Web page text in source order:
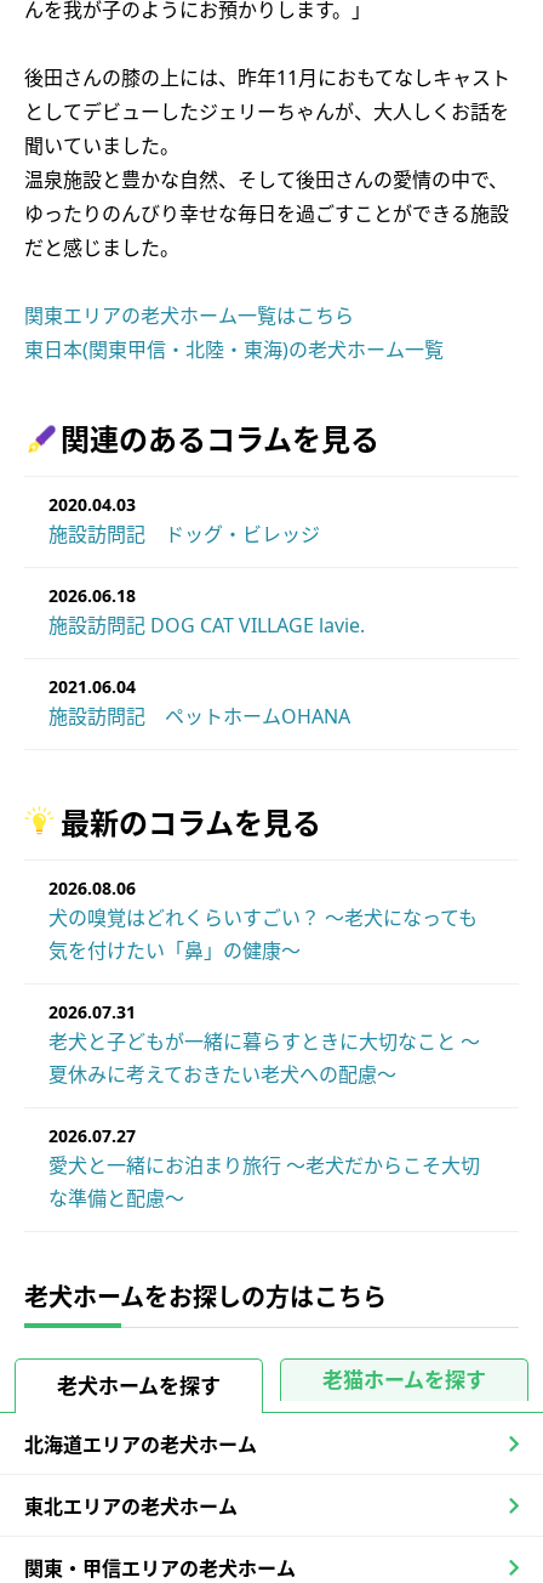
んを我が子のようにお預かりします。」
後田さんの膝の上には、昨年11月におもてなしキャスト
としてデビューしたジェリーちゃんが、大人しくお話を
聞いていました。
温泉施設と豊かな自然、そして後田さんの愛情の中で、
ゆったりのんびり幸せな毎日を過ごすことができる施設
だと感じました。
関東エリアの老犬ホーム一覧はこちら
東日本(関東甲信・北陸・東海)の老犬ホーム一覧
関連のあるコラムを見る
2020.04.03
施設訪問記 ドッグ・ビレッジ
2026.06.18
施設訪問記 DOG CAT VILLAGE lavie.
2021.06.04
施設訪問記 ペットホームOHANA
最新のコラムを見る
2026.08.06
犬の嗅覚はどれくらいすごい？ ～老犬になっても
気を付けたい「鼻」の健康～
2026.07.31
老犬と子どもが一緒に暮らすときに大切なこと ～
夏休みに考えておきたい老犬への配慮～
2026.07.27
愛犬と一緒にお泊まり旅行 ～老犬だからこそ大切
な準備と配慮～
老犬ホームをお探しの方はこちら
老犬ホームを探す 老猫ホームを探す
北海道エリアの老犬ホーム
東北エリアの老犬ホーム
関東・甲信エリアの老犬ホーム